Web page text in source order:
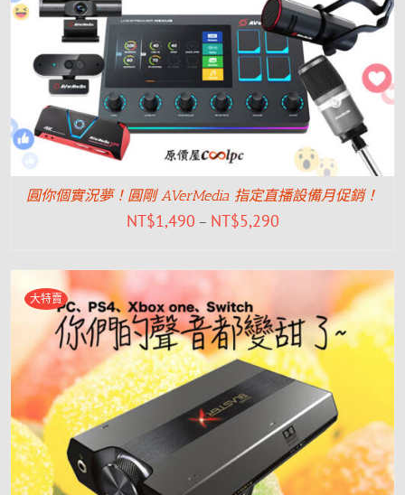
圓你個實況夢！圓剛 AVerMedia 指定直播設備月促銷！
NT$1,490 – NT$5,290
大特賣